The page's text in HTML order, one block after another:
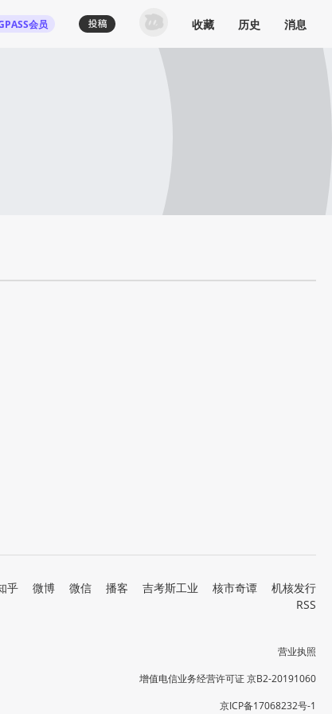
会员 收藏 历史 消息
乎 微博 微信 播客 吉考斯工业 核市奇谭
机核发行
RSS
营业执照
增值电信业务经营许可证 京B2-20191060
京ICP备17068232号-1